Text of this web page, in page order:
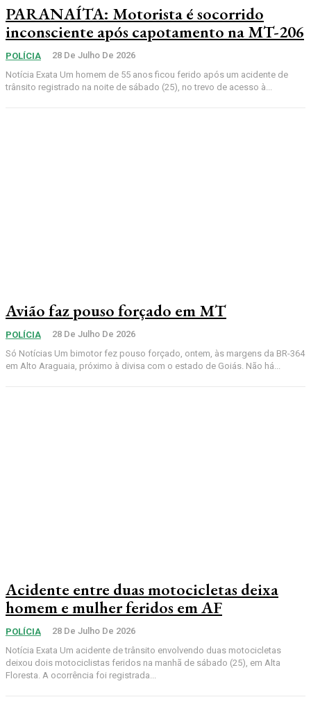
PARANAÍTA: Motorista é socorrido
inconsciente após capotamento na MT-206
POLÍCIA
28 De Julho De 2026
Notícia Exata Um homem de 55 anos ficou ferido após um acidente de
trânsito registrado na noite de sábado (25), no trevo de acesso à...
Avião faz pouso forçado em MT
POLÍCIA
28 De Julho De 2026
Só Notícias Um bimotor fez pouso forçado, ontem, às margens da BR-364
em Alto Araguaia, próximo à divisa com o estado de Goiás. Não há...
Acidente entre duas motocicletas deixa
homem e mulher feridos em AF
POLÍCIA
28 De Julho De 2026
Notícia Exata Um acidente de trânsito envolvendo duas motocicletas
deixou dois motociclistas feridos na manhã de sábado (25), em Alta
Floresta. A ocorrência foi registrada...